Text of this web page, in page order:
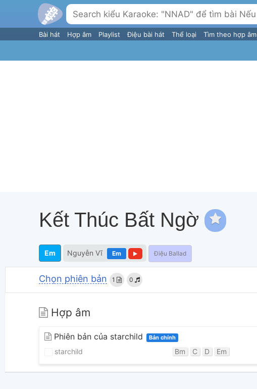
Bài hát Hợp âm Playlist Điệu bài hát Thể loại Tìm theo hợp âm
Kết Thúc Bất Ngờ
Em Nguyễn Vĩ Em Điệu Ballad
Chọn phiên bản 1 0
Hợp âm
Phiên bản của starchild Bản chính
starchild Bm C D Em